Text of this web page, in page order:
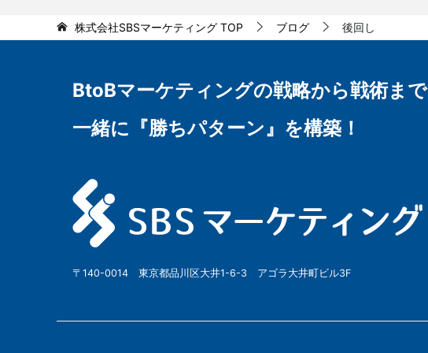
株式会社SBSマーケティング TOP ブログ 後回し
BtoBマーケティングの戦略から戦術まで
一緒に『勝ちパターン』を構築！
〒140-0014 東京都品川区大井1-6-3 アゴラ大井町ビル3F